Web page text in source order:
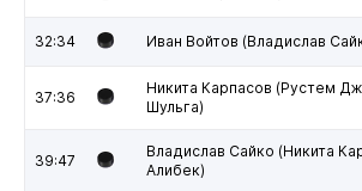
32:34 Иван Войтов (Владислав
37:36
Никита Карпасов (Рустем
Шульга)
39:47
Владислав Сайко (Никита
Алибек)